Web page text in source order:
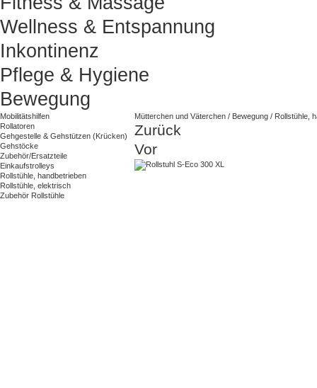
Wellness & Entspannung
Inkontinenz
Pflege & Hygiene
Bewegung
Mobilitätshilfen
Rollatoren
Gehgestelle & Gehstützen (Krücken)
Gehstöcke
Zubehör/Ersatzteile
Einkaufstrolleys
Rollstühle, handbetrieben
Rollstühle, elektrisch
Zubehör Rollstühle
Mütterchen und Väterchen / Bewegung / Rollstühle,
Zurück
Vor